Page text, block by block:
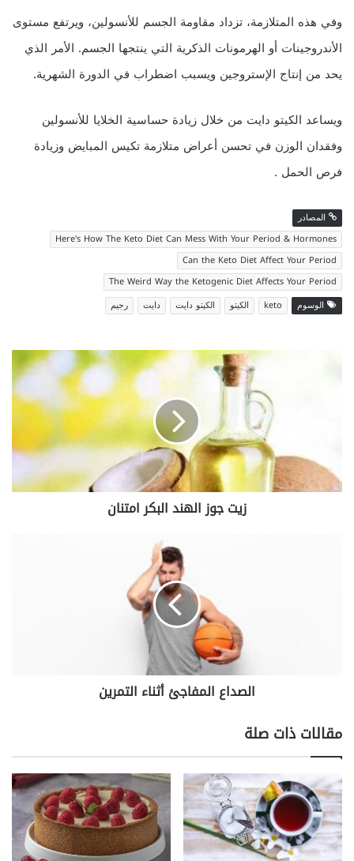
وفي هذه المتلازمة، تزداد مقاومة الجسم للأنسولين، ويرتفع مستوى
الأندروجينات أو الهرمونات الذكرية التي ينتجها الجسم. الأمر الذي
يحد من إنتاج الإستروجين ويسبب اضطراب في الدورة الشهرية.
ويساعد الكيتو دايت من خلال زيادة حساسية الخلايا للأنسولين
وفقدان الوزن في تحسن أعراض متلازمة تكيس المبايض وزيادة
فرص الحمل .
المصادر
Here's How The Keto Diet Can Mess With Your Period & Hormones
Can the Keto Diet Affect Your Period
The Weird Way the Ketogenic Diet Affects Your Period
الوسوم
keto الكيتو الكيتو دايت دايت رجيم
زيت جوز الهند البكر امتنان
الصداع المفاجئ أثناء التمرين
مقالات ذات صلة